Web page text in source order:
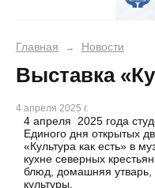
Главная → Новости
Выставка
4 апреля 2025 г.
4 апреля 2025 года
Единого дня открытых
«Культура как есть» в
кухне северных
блюд, домашняя утварь,
культуры.